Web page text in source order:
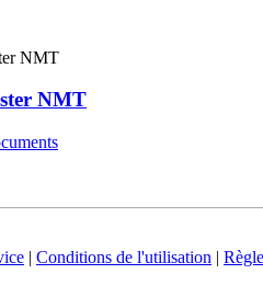
NMT
| Conditions de l'utilisation |